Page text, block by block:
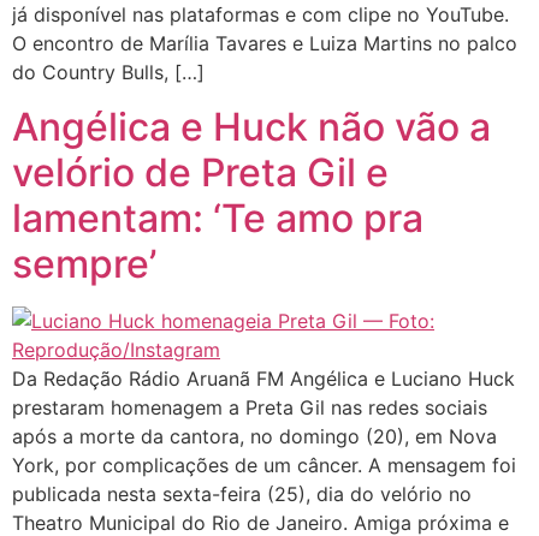
já disponível nas plataformas e com clipe no YouTube.
O encontro de Marília Tavares e Luiza Martins no palco
do Country Bulls, […]
Angélica e Huck não vão a
velório de Preta Gil e
lamentam: ‘Te amo pra
sempre’
Da Redação Rádio Aruanã FM Angélica e Luciano Huck
prestaram homenagem a Preta Gil nas redes sociais
após a morte da cantora, no domingo (20), em Nova
York, por complicações de um câncer. A mensagem foi
publicada nesta sexta-feira (25), dia do velório no
Theatro Municipal do Rio de Janeiro. Amiga próxima e